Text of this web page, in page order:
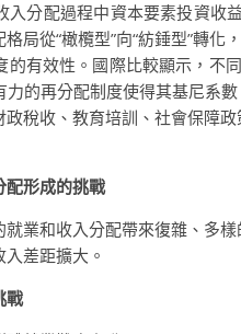
入分配過程中資本要素投資
局從“橄欖型”向“紡錘型”轉
的有效性。國際比較顯示，不
的再分配制度使得其基尼系
稅收、教育培訓、社會保障
配形成的挑戰
業和收入分配帶來復雜、多
差距擴大。
戰